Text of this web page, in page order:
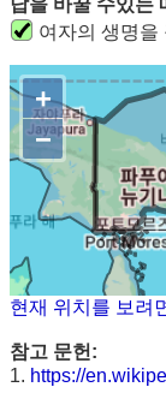
답을 바꿀 수있는
여자의 생명을
+
−
현재 위치를 보려
참고 문헌:
1. https://